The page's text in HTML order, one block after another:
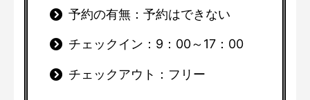
予約の有無：予約はできない
チェックイン：9：00～17：00
チェックアウト：フリー